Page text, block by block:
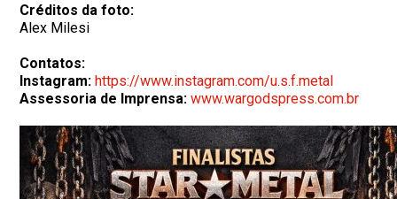
Créditos da foto:
Alex Milesi
Contatos:
Instagram: https://www.instagram.com/u.s.f.metal
Assessoria de Imprensa: www.wargodspress.com.br